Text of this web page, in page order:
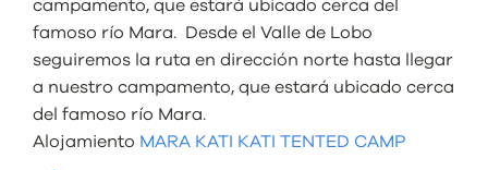
campamento, que estará ubicado cerca del
famoso río Mara. Desde el Valle de Lobo
seguiremos la ruta en dirección norte hasta llegar
a nuestro campamento, que estará ubicado cerca
del famoso río Mara.
Alojamiento MARA KATI KATI TENTED CAMP